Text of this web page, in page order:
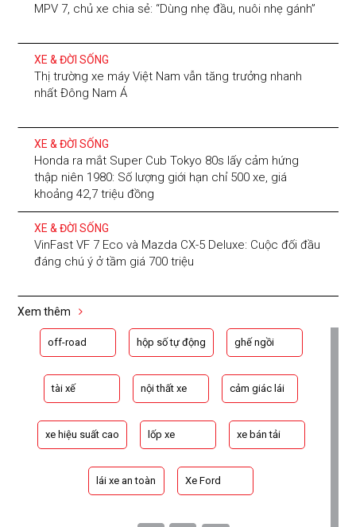
MPV 7, chủ xe chia sẻ: “Dùng nhẹ đầu, nuôi nhẹ gánh”
XE & ĐỜI SỐNG
Thị trường xe máy Việt Nam vẫn tăng trưởng nhanh
nhất Đông Nam Á
XE & ĐỜI SỐNG
Honda ra mắt Super Cub Tokyo 80s lấy cảm hứng
thập niên 1980: Số lượng giới hạn chỉ 500 xe, giá
khoảng 42,7 triệu đồng
XE & ĐỜI SỐNG
VinFast VF 7 Eco và Mazda CX-5 Deluxe: Cuộc đối đầu
đáng chú ý ở tầm giá 700 triệu
Xem thêm
off-road hộp số tự động ghế ngồi
tài xế nội thất xe cảm giác lái
xe hiệu suất cao lốp xe xe bán tải
lái xe an toàn Xe Ford